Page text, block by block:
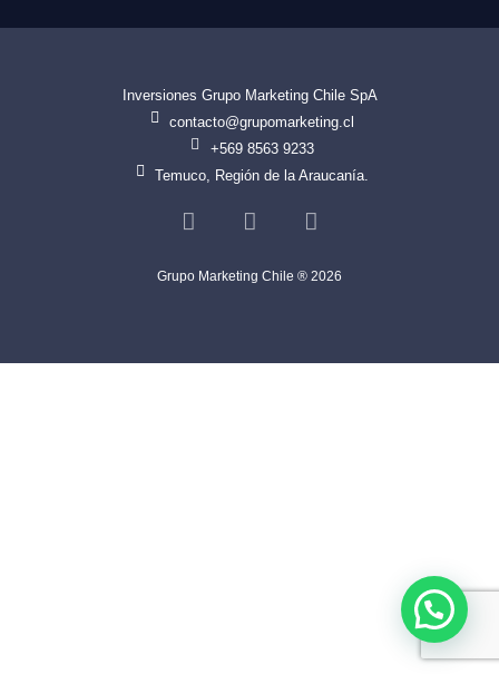
Inversiones Grupo Marketing Chile SpA
contacto@grupomarketing.cl
+569 8563 9233
Temuco, Región de la Araucanía.
Grupo Marketing Chile ® 2026